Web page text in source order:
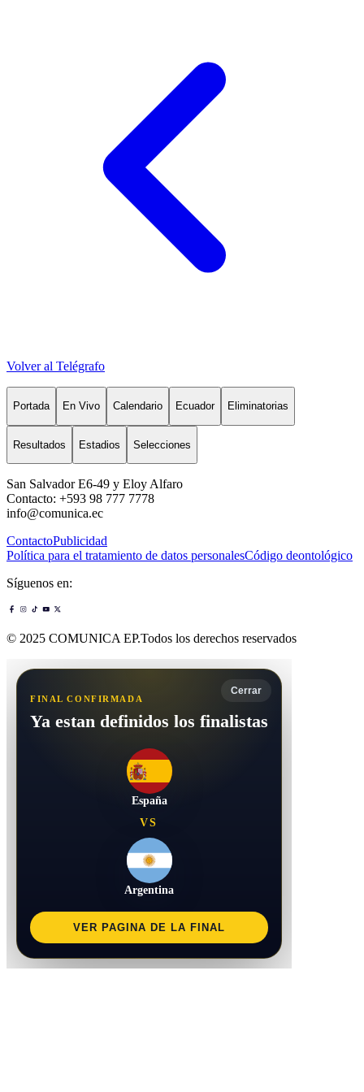
Volver al Telégrafo
Portada En Vivo Calendario Ecuador Eliminatorias
Resultados Estadios Selecciones
San Salvador E6-49 y Eloy Alfaro
Contacto: +593 98 777 7778
info@comunica.ec
ContactoPublicidad
Política para el tratamiento de datos personalesCódigo deontológico
Síguenos en:
© 2025 COMUNICA EP.Todos los derechos reservados
Cerrar
FINAL CONFIRMADA
Ya estan definidos los finalistas
España
VS
Argentina
VER PAGINA DE LA FINAL